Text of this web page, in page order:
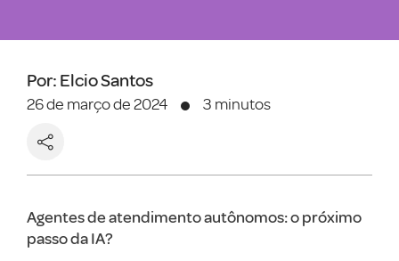
Por: Elcio Santos
26 de março de 2024 3 minutos
Agentes de atendimento autônomos: o próximo
passo da IA?